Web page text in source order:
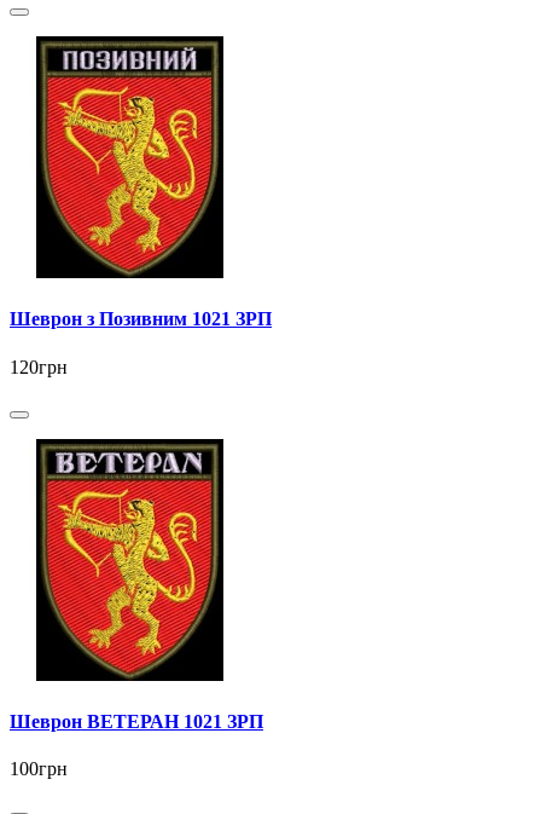
Шеврон з Позивним 1021 ЗРП
120грн
Шеврон ВЕТЕРАН 1021 ЗРП
100грн